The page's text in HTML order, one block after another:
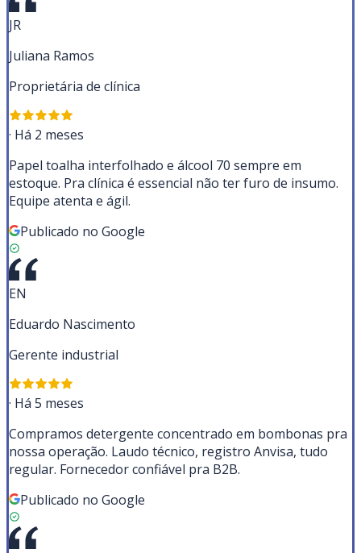
JR
Juliana Ramos
Proprietária de clínica
· Há 2 meses
Papel toalha interfolhado e álcool 70 sempre em
estoque. Pra clínica é essencial não ter furo de insumo.
Equipe atenta e ágil.
Publicado no Google
EN
Eduardo Nascimento
Gerente industrial
· Há 5 meses
Compramos detergente concentrado em bombonas pra
nossa operação. Laudo técnico, registro Anvisa, tudo
regular. Fornecedor confiável pra B2B.
Publicado no Google